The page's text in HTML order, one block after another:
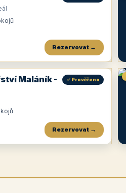
Rezervovat →
Maláník -
✓ Prověřeno
Rezervovat →